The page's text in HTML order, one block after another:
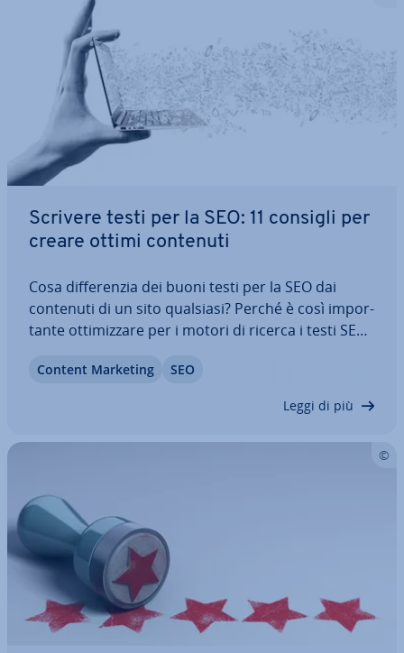
Scrivere testi per la SEO: 11 consigli per
creare ottimi contenuti
Cosa dif­fe­ren­zia dei buoni testi per la SEO dai
contenuti di un sito qualsiasi? Perché è così im­por­
tan­te ot­ti­miz­za­re per i motori di ricerca i testi SEO
undici consigli sull’ot­ti­miz­za­zio­ne delle parole
Content Marketing SEO
Leggi di più